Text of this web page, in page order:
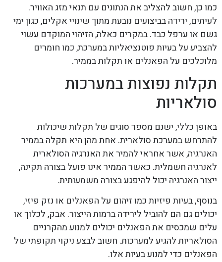
כמו כן, חשוב להצליב את הנתונים עם תנאי מזג האוויר.
לעיתים, ירידה בביצועים נובעת מתוך שינויי אקלים, כגון ימי
גשם או ערפל כבד. במקרים כאלה, הזיהוי המוקדם עשוי
להצביע על בעיות פוטנציאליות במערכת, כמו חומרים
מלוכלכים על הפאנלים או תקלות בממיר.
תקלות נפוצות במערכות
סולאריות
באופן כללי, ישנם מספר סוגים של תקלות שיכולות
להתרחש במערכת סולארית. אחת מהן היא תקלה בממיר
האנרגיה, אשר אחראי להמיר את האנרגיה הסולארית
לאנרגיה חשמלית. כאשר הממיר אינו פועל בצורה תקינה,
ייצור האנרגיה יכול להיפגע בצורה משמעותית.
בנוסף, בעיות פיזיות כמו זיהום על הפאנלים או נזק פיזי,
יכולים גם הם להוביל לירידה ברמות הייצור. אבק, לכלוך או
עלים שמכסים את הפאנלים יכולים למנוע מהקרניים
הסולאריות להגיע למערכות. חשוב לבצע ניקוי תקופתי של
הפאנלים כדי למנוע בעיות אלו.